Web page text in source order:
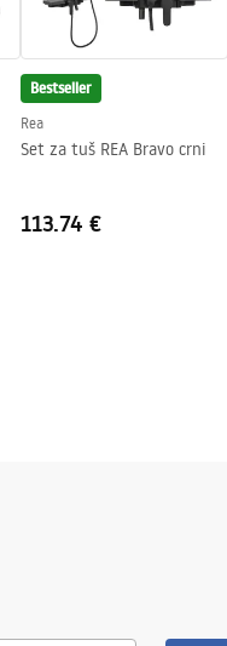
Bestseller
Rea
Set za tuš REA Bravo crni
113.74 €